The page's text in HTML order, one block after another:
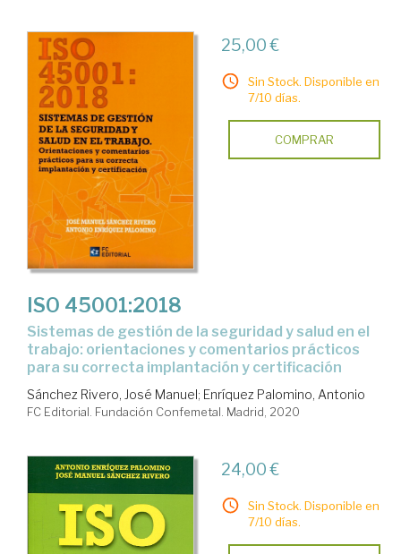
25,00 €
Sin Stock. Disponible en
7/10 días.
COMPRAR
ISO 45001:2018
Sistemas de gestión de la seguridad y salud en el
trabajo: orientaciones y comentarios prácticos
para su correcta implantación y certificación
Sánchez Rivero, José Manuel; Enríquez Palomino, Antonio
FC Editorial. Fundación Confemetal. Madrid, 2020
24,00 €
Sin Stock. Disponible en
7/10 días.